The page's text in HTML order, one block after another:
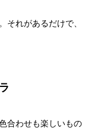
それがあるだけで、
合わせも楽しいもの